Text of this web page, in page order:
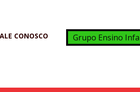
CONOSCO Grupo Ensino